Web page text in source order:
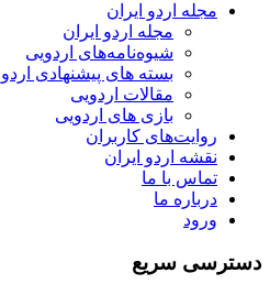
مجله اردو ایران
مجله اردو ایران
شیوه‌نامه‌های اردویی
بسته های پیشنهادی اردو
مقالات اردویی
بازی های اردویی
روایت‌های کاربران
نقشه اردو ایران
تماس با ما
درباره ما
ورود
دسترسی سریع